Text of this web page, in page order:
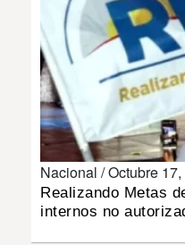
IMPRESO
Nacional /Octubre
Realizando Metas
internos no